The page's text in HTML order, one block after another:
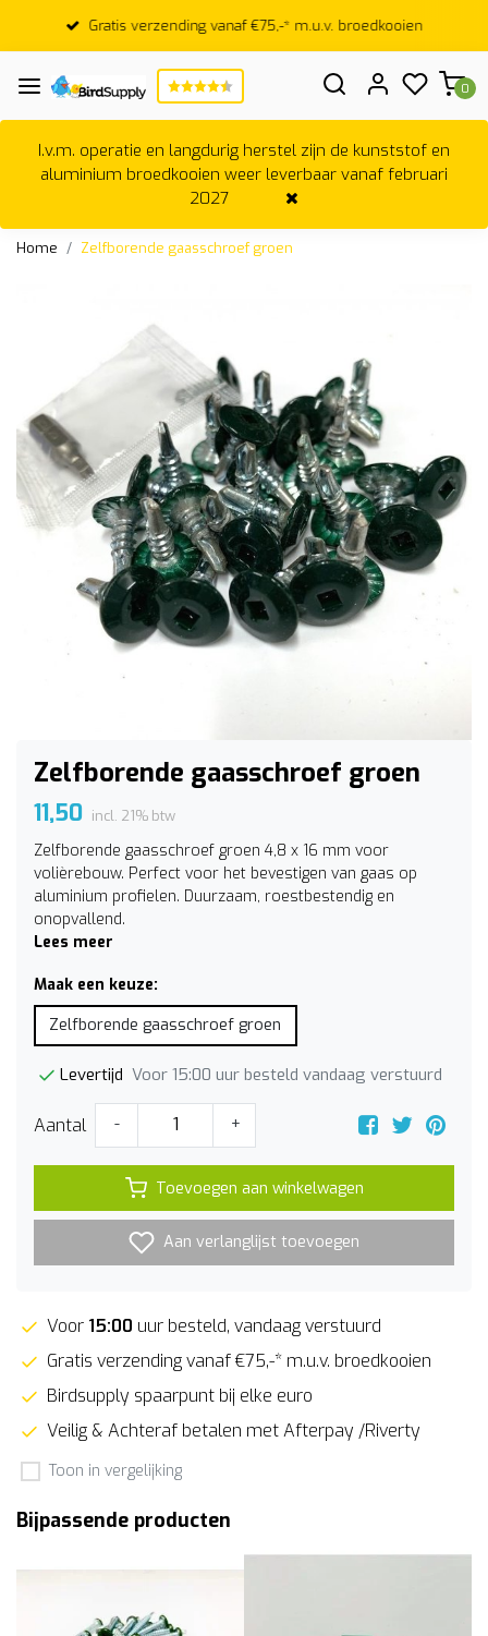
Gratis verzending vanaf €75,-* m.u.v. broedkooien
0
I.v.m. operatie en langdurig herstel zijn de kunststof en
aluminium broedkooien weer leverbaar vanaf februari
2027
Home Zelfborende gaasschroef groen
Zelfborende gaasschroef groen
11,50 incl. 21% btw
Zelfborende gaasschroef groen 4,8 x 16 mm voor
volièrebouw. Perfect voor het bevestigen van gaas op
aluminium profielen. Duurzaam, roestbestendig en
onopvallend.
Lees meer
Maak een keuze:
Zelfborende gaasschroef groen
Levertijd Voor 15:00 uur besteld vandaag verstuurd
Aantal - +
Toevoegen aan winkelwagen
Aan verlanglijst toevoegen
Voor 15:00 uur besteld, vandaag verstuurd
Gratis verzending vanaf €75,-* m.u.v. broedkooien
Birdsupply spaarpunt bij elke euro
Veilig & Achteraf betalen met Afterpay /Riverty
Toon in vergelijking
Bijpassende producten